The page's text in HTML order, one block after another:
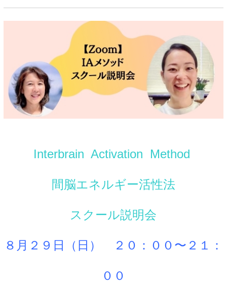
Interbrain Activation Method
間脳エネルギー活性法
スクール説明会
８月２９日（日） ２０：００〜２１：
００